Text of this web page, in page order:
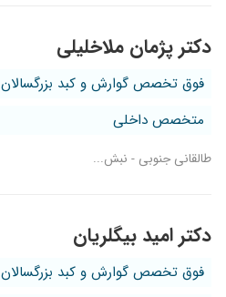
دکتر پژمان ملاخلیلی
فوق تخصص گوارش و کبد بزرگسالان
متخصص داخلی
طالقانی جنوبی - نبش...
دکتر امید بیگلریان
فوق تخصص گوارش و کبد بزرگسالان